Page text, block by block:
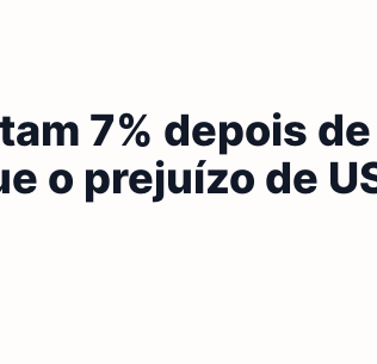
7% depois
o prejuízo de